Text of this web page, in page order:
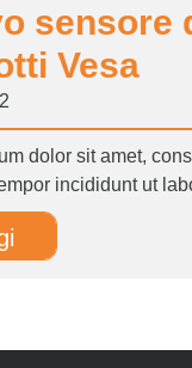
sensore
Vesa
dolor sit amet,
incididunt ut
quis...